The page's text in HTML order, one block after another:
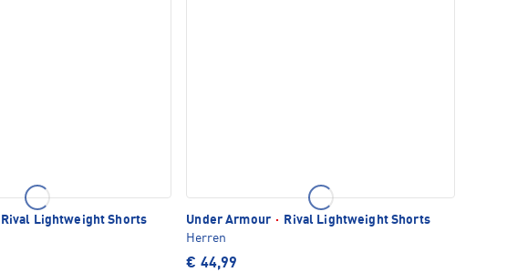
Rival Lightweight Shorts
Under Armour ·
Rival Lightweight Shorts
Herren
€ 44,99